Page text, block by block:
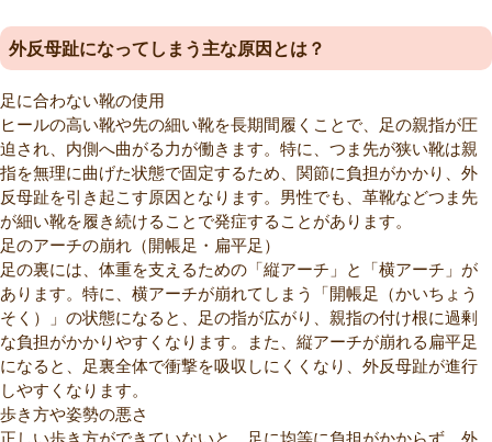
外反母趾になってしまう主な原因とは？
足に合わない靴の使用
ヒールの高い靴や先の細い靴を長期間履くことで、足の親指が圧
迫され、内側へ曲がる力が働きます。特に、つま先が狭い靴は親
指を無理に曲げた状態で固定するため、関節に負担がかかり、外
反母趾を引き起こす原因となります。男性でも、革靴などつま先
が細い靴を履き続けることで発症することがあります。
足のアーチの崩れ（開帳足・扁平足）
足の裏には、体重を支えるための「縦アーチ」と「横アーチ」が
あります。特に、横アーチが崩れてしまう「開帳足（かいちょう
そく）」の状態になると、足の指が広がり、親指の付け根に過剰
な負担がかかりやすくなります。また、縦アーチが崩れる扁平足
になると、足裏全体で衝撃を吸収しにくくなり、外反母趾が進行
しやすくなります。
歩き方や姿勢の悪さ
正しい歩き方ができていないと、足に均等に負担がかからず、外